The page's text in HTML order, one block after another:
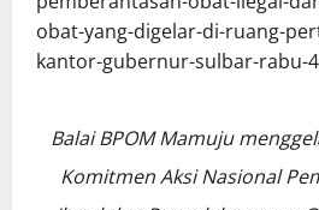
Balai BPOM Mamuju
Komitmen Aksi Nasional